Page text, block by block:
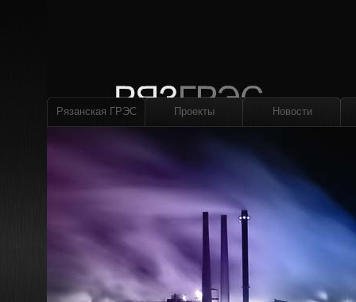
Рязанская ГРЭС Проекты Новости